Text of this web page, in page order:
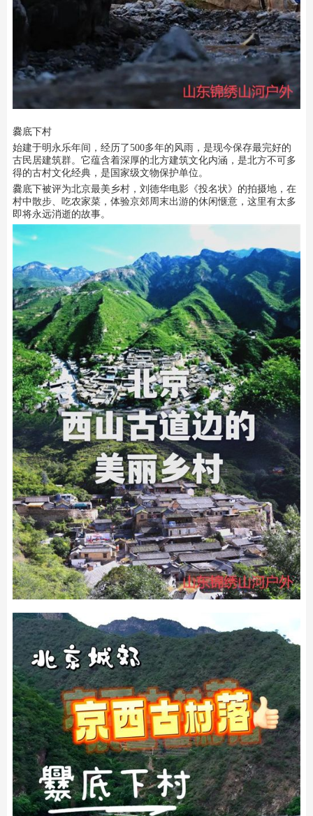
爨底下村
始建于明永乐年间，经历了500多年的风雨，是现今保存最完好的
古民居建筑群。它蕴含着深厚的北方建筑文化内涵，是北方不可多
得的古村文化经典，是国家级文物保护单位。
爨底下被评为北京最美乡村，刘德华电影《投名状》的拍摄地，在
村中散步、吃农家菜，体验京郊周末出游的休闲惬意，这里有太多
即将永远消逝的故事。